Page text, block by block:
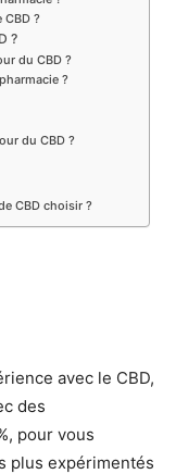
?
?
du CBD ?
?
du CBD ?
CBD choisir ?
avec le CBD,
des
pour vous
plus expérimentés